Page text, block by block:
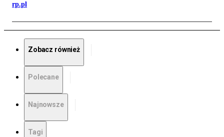
rp.pl
Zobacz również
Polecane
Najnowsze
Tagi